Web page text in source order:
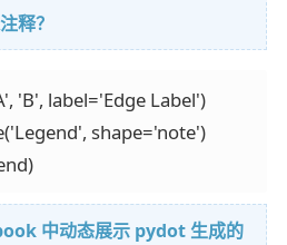
释？
'B', label='Edge Label')
shape='note')
中动态展示 pydot 生成的